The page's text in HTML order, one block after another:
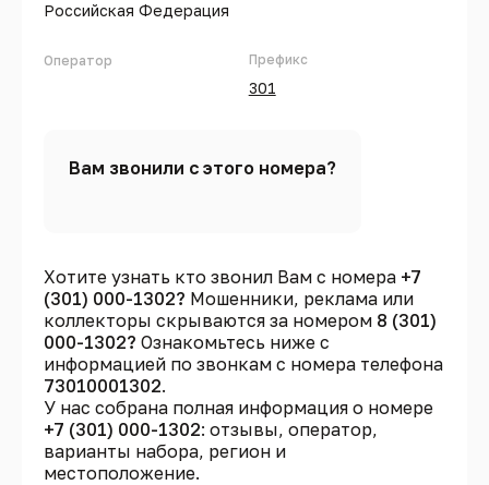
Российская Федерация
Оператор Префикс
301
Вам звонили с этого номера?
Хотите узнать кто звонил Вам с номера +7
(301) 000-1302? Мошенники, реклама или
коллекторы скрываются за номером 8 (301)
000-1302? Ознакомьтесь ниже с
информацией по звонкам с номера телефона
73010001302.
У нас собрана полная информация о номере
+7 (301) 000-1302: отзывы, оператор,
варианты набора, регион и
местоположение.